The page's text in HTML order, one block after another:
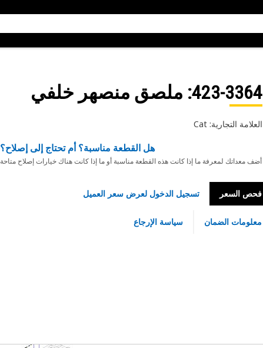
423-3364: ملصق منصهر خلفي
العلامة التجارية: Cat
هل القطعة مناسبة؟ أم تحتاج إلى إصلاح؟
أضف معداتك لمعرفة ما إذا كانت هذه القطعة مناسبة أو ما إذا كانت هناك خيارات إصلاح متاحة
فحص السعر تسجيل الدخول لعرض سعر العميل
معلومات الضمان سياسة الإرجاع